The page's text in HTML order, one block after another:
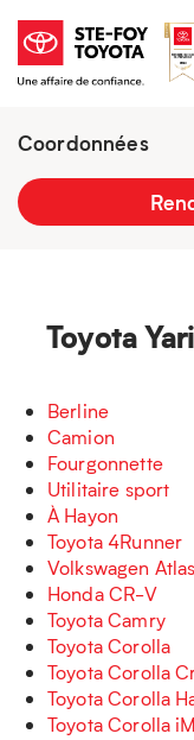
Coordonnées
7h - 21h
Toyota
Berline
Camion
Fourgonnette
Utilitaire sport
À Hayon
Toyota 4Runner
Volkswagen Atlas
Honda CR-V
Toyota Camry
Toyota Corolla
Toyota Corolla
Toyota Corolla
Toyota Corolla iM